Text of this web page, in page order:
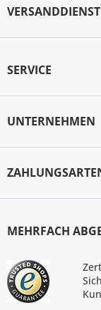
SERVICE
UNTERNEHMEN
MEHRFACH